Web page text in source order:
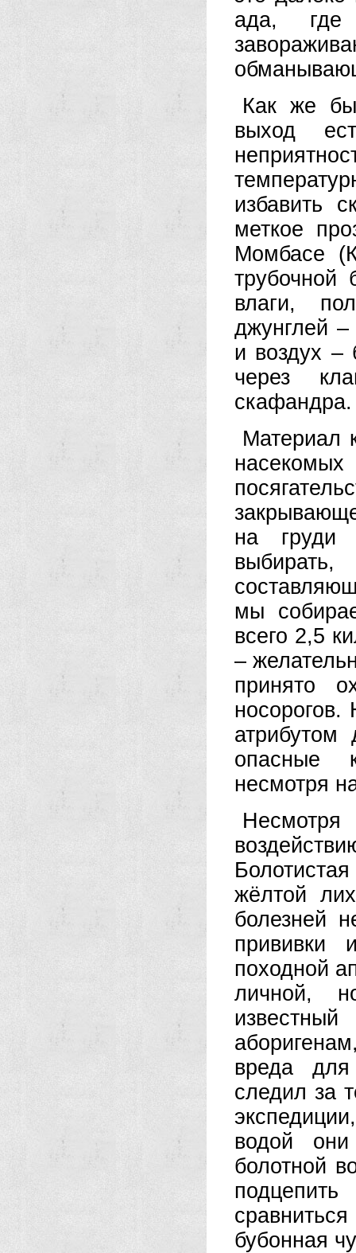
ада, где
Как же
выход
избавить
меткое
Момбасе
трубочной
влаги,
джунглей –
и воздух –
через
скафандра.
Материал
на груди
мы
всего 2,5
–
принято
атрибутом
опасные
несмотря
жёлтой
болезней
прививки
походной
личной,
вреда
следил за
водой
болотной
бубонная